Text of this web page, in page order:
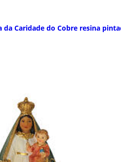
da Caridade do Cobre resina